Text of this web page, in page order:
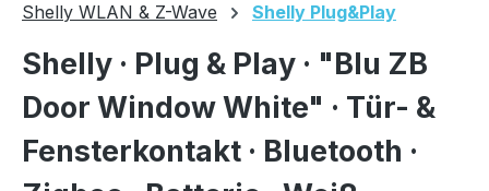
Speichern
Shelly WLAN & Z-Wave
Shelly Plug&Play
Shelly · Plug & Play · "Blu ZB
Door Window White" · Tür- &
Fensterkontakt · Bluetooth ·